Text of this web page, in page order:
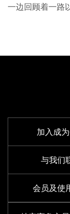
一边回顾着一路
加入成
与我们
会员及使